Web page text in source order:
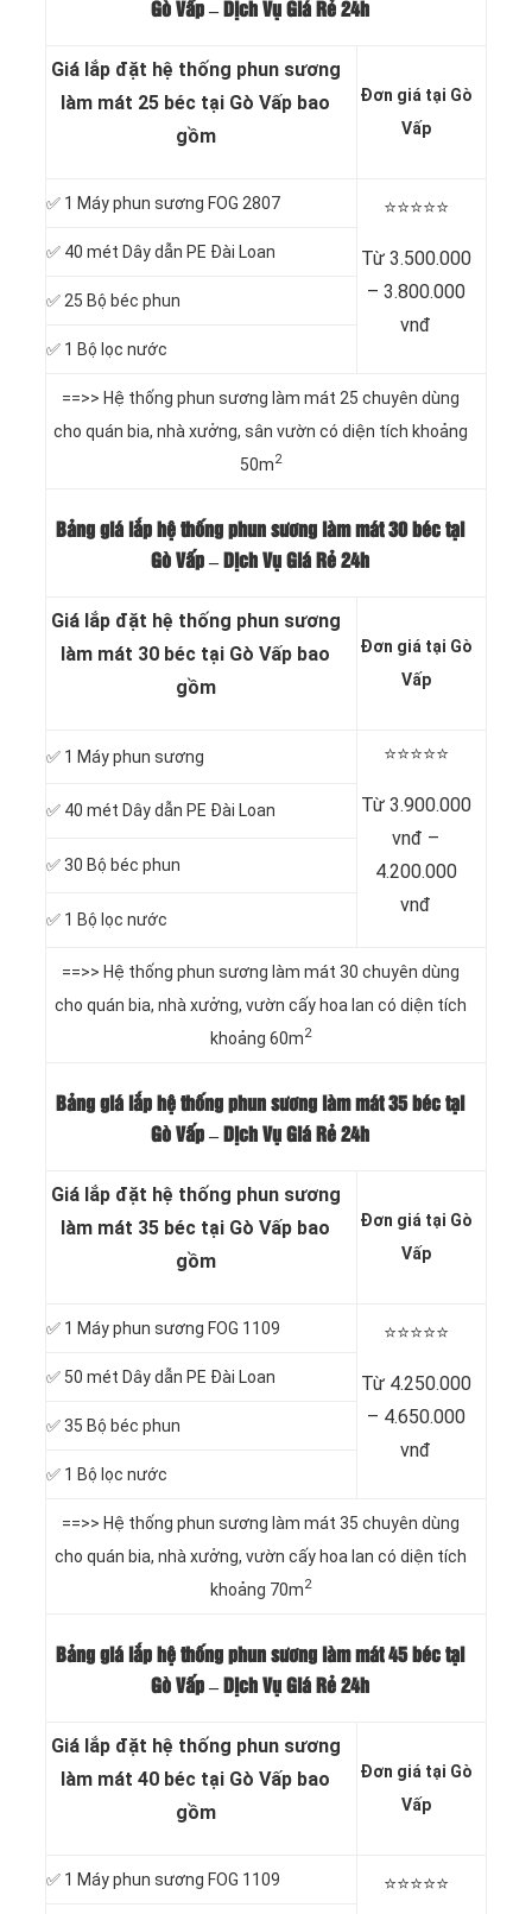
Gò Vấp – Dịch Vụ Giá Rẻ 24h
Giá lắp đặt hệ thống phun sương
làm mát 25 béc tại Gò Vấp bao
gồm
Đơn giá tại Gò
Vấp
✅ 1 Máy phun sương FOG 2807 ⭐️⭐️⭐️⭐️⭐️
Từ 3.500.000
– 3.800.000
vnđ
✅ 40 mét Dây dẫn PE Đài Loan
✅ 25 Bộ béc phun
✅ 1 Bộ lọc nước
==>> Hệ thống phun sương làm mát 25 chuyên dùng
cho quán bia, nhà xưởng, sân vườn có diện tích khoảng
50m2
Bảng giá lắp hệ thống phun sương làm mát 30 béc tại
Gò Vấp – Dịch Vụ Giá Rẻ 24h
Giá lắp đặt hệ thống phun sương
làm mát 30 béc tại Gò Vấp bao
gồm
Đơn giá tại Gò
Vấp
✅ 1 Máy phun sương ⭐️⭐️⭐️⭐️⭐️
Từ 3.900.000
vnđ –
4.200.000
vnđ
✅ 40 mét Dây dẫn PE Đài Loan
✅ 30 Bộ béc phun
✅ 1 Bộ lọc nước
==>> Hệ thống phun sương làm mát 30 chuyên dùng
cho quán bia, nhà xưởng, vườn cấy hoa lan có diện tích
khoảng 60m2
Bảng giá lắp hệ thống phun sương làm mát 35 béc tại
Gò Vấp – Dịch Vụ Giá Rẻ 24h
Giá lắp đặt hệ thống phun sương
làm mát 35 béc tại Gò Vấp bao
gồm
Đơn giá tại Gò
Vấp
✅ 1 Máy phun sương FOG 1109 ⭐️⭐️⭐️⭐️⭐️
Từ 4.250.000
– 4.650.000
vnđ
✅ 50 mét Dây dẫn PE Đài Loan
✅ 35 Bộ béc phun
✅ 1 Bộ lọc nước
==>> Hệ thống phun sương làm mát 35 chuyên dùng
cho quán bia, nhà xưởng, vườn cấy hoa lan có diện tích
khoảng 70m2
Bảng giá lắp hệ thống phun sương làm mát 45 béc tại
Gò Vấp – Dịch Vụ Giá Rẻ 24h
Giá lắp đặt hệ thống phun sương
làm mát 40 béc tại Gò Vấp bao
gồm
Đơn giá tại Gò
Vấp
✅ 1 Máy phun sương FOG 1109 ⭐️⭐️⭐️⭐️⭐️